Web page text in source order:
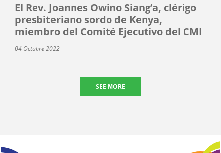
El Rev. Joannes Owino Siang’a, clérigo
presbiteriano sordo de Kenya,
miembro del Comité Ejecutivo del CMI
04 Octubre 2022
SEE MORE